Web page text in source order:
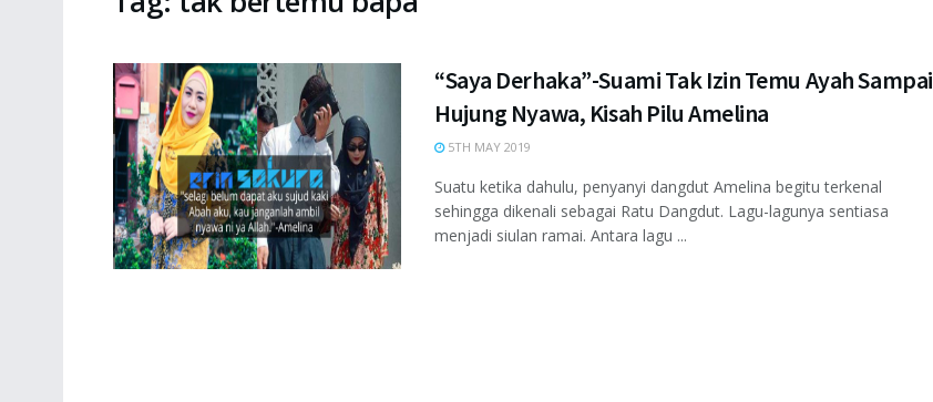
“Saya Derhaka”-Suami Tak Izin Temu Ayah Sampai
Hujung Nyawa, Kisah Pilu Amelina
5TH MAY 2019
Suatu ketika dahulu, penyanyi dangdut Amelina begitu terkenal
sehingga dikenali sebagai Ratu Dangdut. Lagu-lagunya sentiasa
menjadi siulan ramai. Antara lagu ...